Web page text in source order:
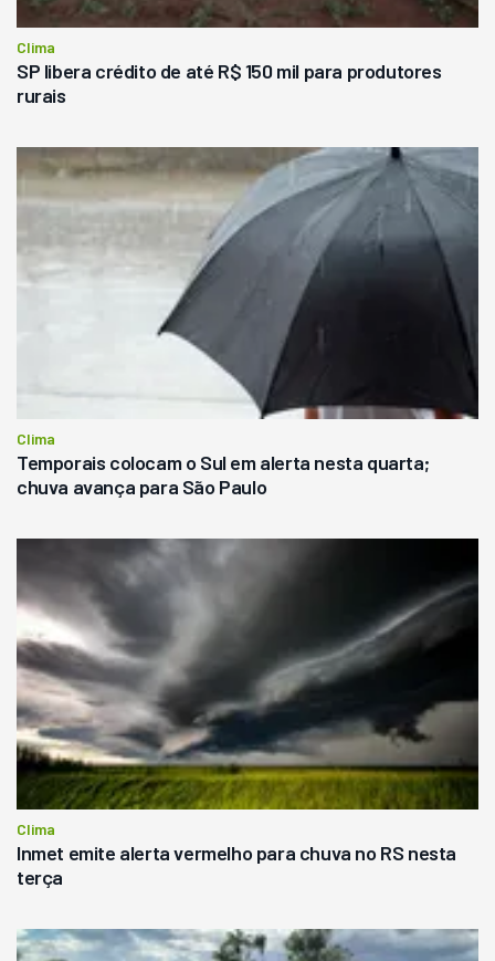
Clima
SP libera crédito de até R$ 150 mil para produtores
rurais
Clima
Temporais colocam o Sul em alerta nesta quarta;
chuva avança para São Paulo
Clima
Inmet emite alerta vermelho para chuva no RS nesta
terça